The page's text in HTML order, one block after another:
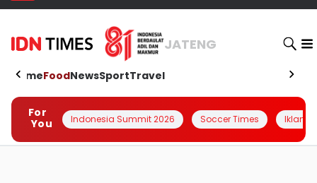
JATENG
HomeFoodNewsSportTravel
For
You
Indonesia Summit 2026 Soccer Times Iklanin